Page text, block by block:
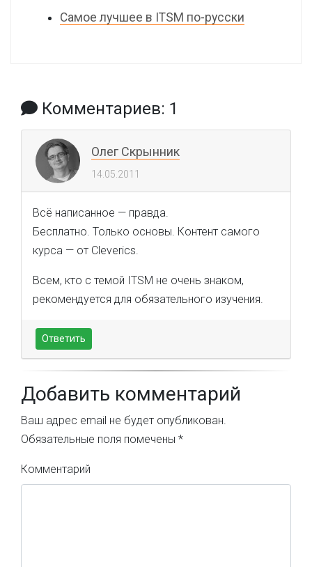
Самое лучшее в ITSM по-русски
Комментариев: 1
Олег Скрынник
14.05.2011
Всё написанное — правда.
Бесплатно. Только основы. Контент самого
курса — от Cleverics.
Всем, кто с темой ITSM не очень знаком,
рекомендуется для обязательного изучения.
Ответить
Добавить комментарий
Ваш адрес email не будет опубликован.
Обязательные поля помечены *
Комментарий